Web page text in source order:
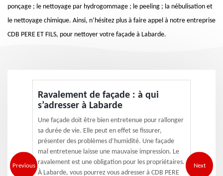
ponçage ; le nettoyage par hydrogommage ; le peeling ; la nébulisation et
le nettoyage chimique. Ainsi, n’hésitez plus à faire appel à notre entreprise
CDB PERE ET FILS, pour nettoyer votre façade à Labarde.
Previous
Ravalement de façade : à qui
s’adresser à Labarde
Une façade doit être bien entretenue pour rallonger
sa durée de vie. Elle peut en effet se fissurer,
présenter des problèmes d’humidité. Une façade
mal entretenue laisse une mauvaise impression. Le
ravalement est une obligation pour les propriétaires.
À Labarde, vous pourrez vous adresser à CDB PERE
Next